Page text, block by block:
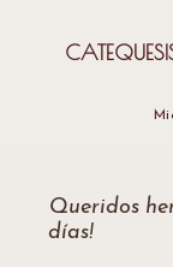
Queridos
días!